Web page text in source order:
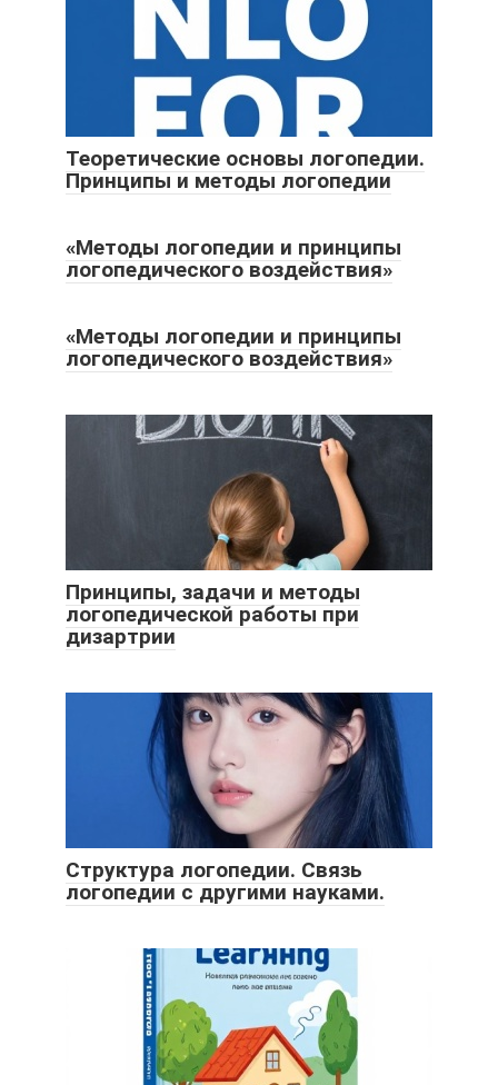
Теоретические основы логопедии.
Принципы и методы логопедии
«Методы логопедии и принципы
логопедического воздействия»
«Методы логопедии и принципы
логопедического воздействия»
Принципы, задачи и методы
логопедической работы при
дизартрии
Структура логопедии. Связь
логопедии с другими науками.